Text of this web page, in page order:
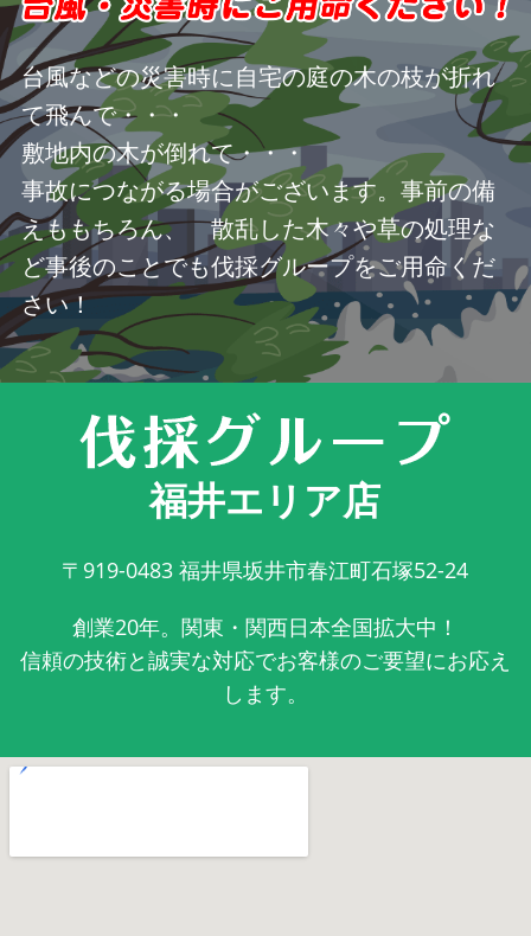
台風などの災害時に自宅の庭の木の枝が折れ
て飛んで・・・
敷地内の木が倒れて・・・
事故につながる場合がございます。事前の備
えももちろん、 散乱した木々や草の処理な
ど事後のことでも伐採グループをご用命くだ
さい！
福井エリア店
〒919-0483 福井県坂井市春江町石塚52-24
創業20年。関東・関西日本全国拡大中！
信頼の技術と誠実な対応でお客様のご要望にお応え
します。